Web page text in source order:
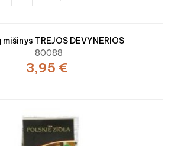
TREJOS DEVYNERIOS
80088
3,95 €